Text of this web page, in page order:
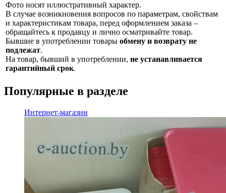
Фото носят иллюстративный характер.
В случае возникновения вопросов по параметрам, свойствам
и характеристикам товара, перед оформлением заказа –
обращайтесь к продавцу и лично осматривайте товар.
Бывшие в употреблении товары обмену и возврату не
подлежат.
На товар, бывший в употреблении, не устанавливается
гарантийный срок.
Популярные в разделе
Интернет-магазин